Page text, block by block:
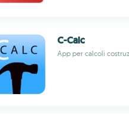
C-Calc
App per calcoli